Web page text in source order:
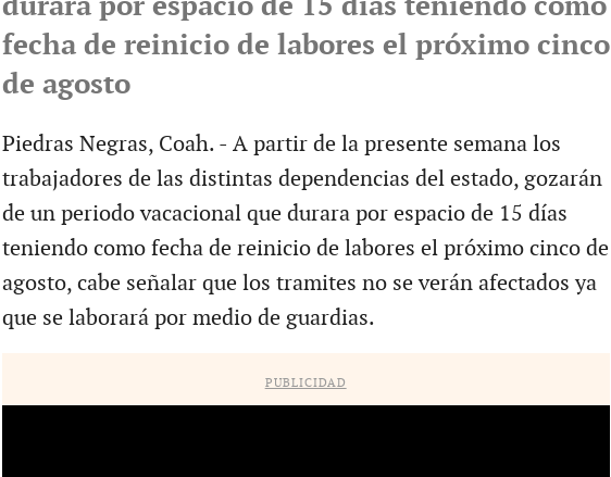
durara por espacio de 15 días teniendo como
fecha de reinicio de labores el próximo cinco
de agosto
Piedras Negras, Coah. - A partir de la presente semana los
trabajadores de las distintas dependencias del estado, gozarán
de un periodo vacacional que durara por espacio de 15 días
teniendo como fecha de reinicio de labores el próximo cinco de
agosto, cabe señalar que los tramites no se verán afectados ya
que se laborará por medio de guardias.
PUBLICIDAD